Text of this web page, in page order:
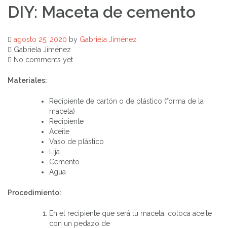
DIY: Maceta de cemento
agosto 25, 2020 by Gabriela Jiménez
Gabriela Jiménez
No comments yet
Materiales:
Recipiente de cartón o de plástico (forma de la
maceta)
Recipiente
Aceite
Vaso de plástico
Lija
Cemento
Agua
Procedimiento:
En el recipiente que será tu maceta, coloca aceite
con un pedazo de